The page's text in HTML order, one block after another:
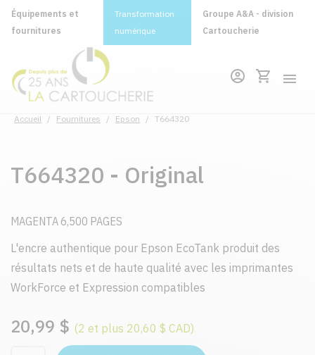
Équipements et
fournitures
Transformation
numérique
Groupe A&A - division
Cartoucherie
Accueil / Fournitures / Epson / T664320
T664320 - Original
MAGENTA 6,500 PAGES
L'encre authentique pour Epson EcoTank produit des
résultats nets et de haute qualité avec les imprimantes
WorkForce et Expression compatibles
20,99 $ (2 et plus 20,60 $ CAD)